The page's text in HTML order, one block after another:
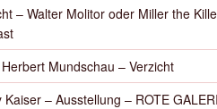
– Walter Molitor oder Miller the
Mundschau – Verzicht
Kaiser – Ausstellung – ROTE